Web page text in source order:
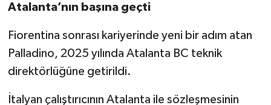
Atalanta’nın başına geçti
Fiorentina sonrası kariyerinde yeni bir adım atan
Palladino, 2025 yılında Atalanta BC teknik
direktörlüğüne getirildi.
İtalyan çalıştırıcının Atalanta ile sözleşmesinin